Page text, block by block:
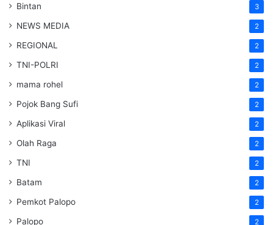
Bintan 3
NEWS MEDIA 2
REGIONAL 2
TNI-POLRI 2
mama rohel 2
Pojok Bang Sufi 2
Aplikasi Viral 2
Olah Raga 2
TNI 2
Batam 2
Pemkot Palopo 2
Palopo 2